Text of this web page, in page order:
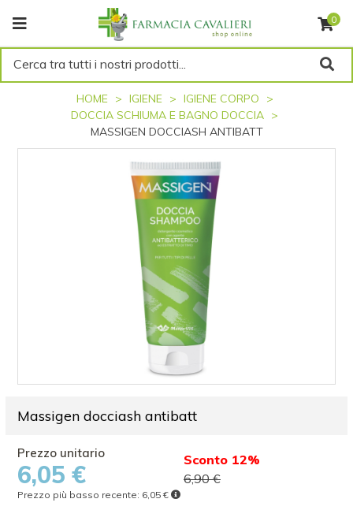
0
Cerca tra tutti i nostri prodotti...
HOME IGIENE
IGIENE CORPO
DOCCIA SCHIUMA E BAGNO DOCCIA
MASSIGEN DOCCIASH ANTIBATT
Massigen docciash antibatt
6,05 €
Sconto 12%
6,90 €
Prezzo più basso recente: 6,05 €